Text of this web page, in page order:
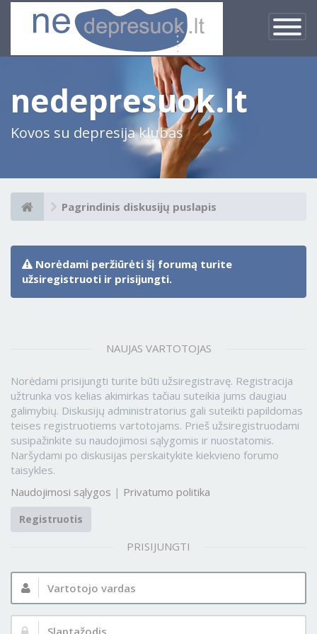
Įjungti
×
nedepresuok.lt
Kovos su depresija klubas
Pagrindinis diskusijų puslapis
Norėdami peržiūrėti šį forumą turite
užsiregistruoti ir prisijungti.
NAUJAS VARTOTOJAS
Norėdami prisijungti turite būti užsiregistravę. Registracija
užtrunka vos kelias akimirkas tačiau suteikia jums daugiau
galimybių. Diskusijų administratorius gali suteikti papildomas
teises registruotiems vartotojams. Prieš užsiregistruodami
susipažinkite su naudojimosi sąlygomis ir nuostatomis.
Naršydami po diskusijas perskaitykite kiekvieno forumo
taisykles.
Naudojimosi sąlygos | Privatumo politika
Registruotis
PRISIJUNGTI
Vartotojo
vardas:
Slaptažodis: